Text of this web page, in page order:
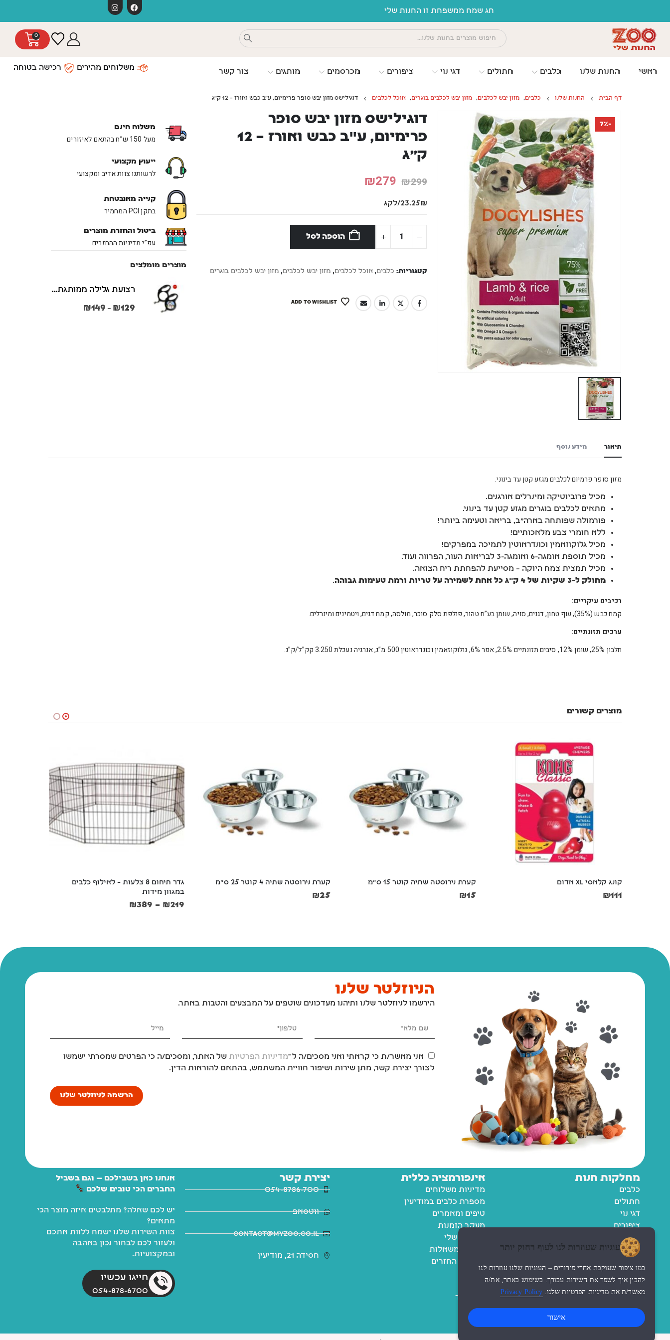
משלוחים חינם כפוף לתקנון
0
ראשי החנות שלנו כלבים חתולים דגי נוי ציפורים מכרסמים מותגים צור קשר משלוחים מהירים רכישה בטוחה
דף הבית החנות שלנו כלבים, מזון יבש לכלבים, מזון יבש לכלבים בוגרים, אוכל לכלבים דוגילישס מזון יבש סופר פרימיום, ע"ב כבש ואורז – 12 ק”ג
-7%
דוגילישס מזון יבש סופר
פרימיום, ע"ב כבש ואורז – 12
ק”ג
₪299
₪279
23.25₪/לקג
הוספה לסל
קטגוריות: כלבים, אוכל לכלבים, מזון יבש לכלבים, מזון יבש לכלבים בוגרים
ADD TO WISHLIST
משלוח חינם
מעל 150 ש”ח בהתאם לאיזורים
ייעוץ מקצועי
לרשותנו צוות אדיב ומקצועי
קנייה מאובטחת
בתקן PCI המחמיר
ביטול והחזרת מוצרים
עפ”י מדיניות ההחזרים
מוצרים מומלצים
רצועת גלילה ממותגת משני הצדדים צבע שחור במידות S + M
₪129
–
₪149
תיאור מידע נוסף
מזון סופר פרמיום לכלבים מגזע קטן עד בינוני.
מכיל פרוביוטיקה ומינרלים אורגנים.
מתאים לכלבים בוגרים מגזע קטן עד בינוני.
פורמולה שפותחה בארה”ב, בריאה וטעימה ביותר!
ללא חומרי צבע מלאכותיים!
מכיל גלוקוזאמין וכונדראוטין לתמיכה במפרקים!
מכיל תוספת אומגה-6 ואומגה-3 לבריאות העור, הפרווה ועוד.
מכיל תמצית צמח היוקה – מסייעת להפחתת ריח הצואה.
מחולק ל-3 שקיות של 4 ק”ג כל אחת לשמירה על טריות ורמת טעימות גבוהה
.
רכיבים עיקריים:
קמח כבש (35%), עוף טחון, דגנים, סויה, שומן בע”ח טהור, פולפת סלק סוכר, מולסה, קמח דגים, ויטמינים ומינרלים.
ערכים תזונתיים:
חלבון 25%, שומן 12%, סיבים תזונתיים 2.5%, אפר 6%, גולוקוזאמין וכונדראוטין 500 מ”ג, אנרגיה נעכלת 3.250 קק”ל/ק”ג.
מוצרים קשורים
קונג קלאסי XL אדום
₪111
קערת נירוסטה שתיה קוטר 15 ס"מ
₪15
קערת נירוסטה שתיה 4 קוטר 25 ס"מ
₪25
גדר תיחום 8 צלעות – לאילוף כלבים
במגוון מידות
₪219
–
₪389
הניוזלטר שלנו
הירשמו לניוזלטר שלנו ותיהנו מעדכונים שוטפים על המבצעים והטבות באתר.
אני מאשר/ת כי קראתי ואני מסכים/ה ל־מדיניות הפרטיות של האתר, ומסכים/ה כי הפרטים שמסרתי ישמשו
לצורך יצירת קשר, מתן שירות ושיפור חוויית המשתמש, בהתאם להוראות הדין.
הרשמה לניוזלטר שלנו
מחלקות חנות
כלבים
חתולים
דגי נוי
ציפורים
מכרסמים
אינפורמציה כללית
מדיניות משלוחים
מספרת כלבים במודיעין
טיפים ומאמרים
מעקב הזמנות
החשבון שלי
רשימת משאלות
מדיניות החזרים
צור קשר
יצירת קשר
054-8786-700
ווטסאפ
contact@myzoo.co.il
חסידה 21, מודיעין
אנחנו כאן בשבילכם — וגם בשביל
החברים הכי טובים שלכם
יש לכם שאלה? מתלבטים איזה מוצר הכי
מתאים?
צוות השירות שלנו ישמח ללוות אתכם
ולעזור לכם לבחור נכון באהבה
ובמקצועיות.
חייגו עכשיו
054-878-6700
עוגיות שעוזרות לנו לעוף רחוק יותר
כמו ציפור שעוקבת אחרי פירורים – העוגיות שלנו עוזרות לנו
להבין איך לשפר את השירות עבורך. בשימוש באתר, את/ה
מאשר/ת את מדיניות הפרטיות שלנו. Privacy Policy
אישור